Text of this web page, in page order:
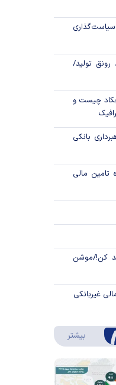
ایران؛
رونق تولید/
چیست و
بانکی
تامین مالی
کن!/موشن
غیربانکی
بیشتر درباره اینفوگرافیک